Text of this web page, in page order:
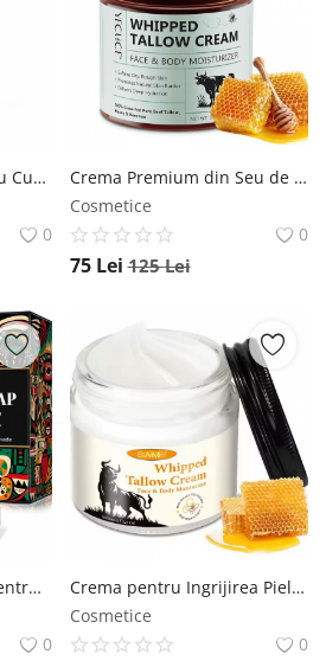
Balsam Premium pentru Curatarea Tenului cu Extract de Cirese, 100 ml NOVA KISS
0
Crema Premium din Seu de Vita cu Ceara de Albine si Miere, 100% Naturala, Regenerare Profunda, NOVA KISS , 120 g NOVA KISS
Cosmetice
0
75 Lei 125Lei
Sapun Negru African pentru Ten, 100% Raw, Nerafinat Lucrat Manual, Formula Premium cu Antioxidanti si Vitamine, 100 g NOVA KISS
0
Crema pentru Ingrijirea Pielii din Seu de Vita cu Ceara de Albine si Miere, 100% Natural, Hidratare Profunda, NOVA KISS , 60 g NOVA KISS
Cosmetice
0